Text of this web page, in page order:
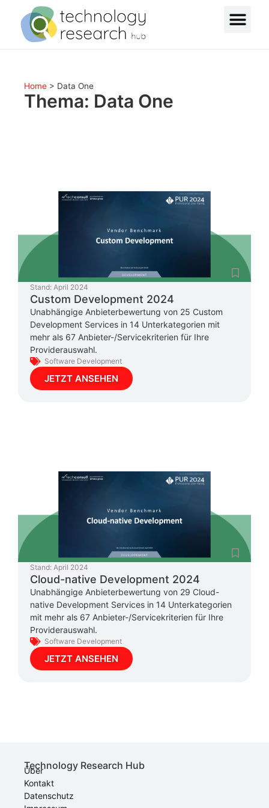
Home > Data One
Thema: Data One
Stand: April 2024
Custom Development 2024
Unabhängige Anbieterbewertung von 25 Custom
Development Services in 14 Unterkategorien mit
mehr als 67 Anbieter-/Servicekriterien für Ihre
Providerauswahl.
Software Development
JETZT ANSEHEN
Stand: April 2024
Cloud-native Development 2024
Unabhängige Anbieterbewertung von 29 Cloud-
native Development Services in 14 Unterkategorien
mit mehr als 67 Anbieter-/Servicekriterien für Ihre
Providerauswahl.
Software Development
JETZT ANSEHEN
Technology Research Hub
Über
Kontakt
Datenschutz